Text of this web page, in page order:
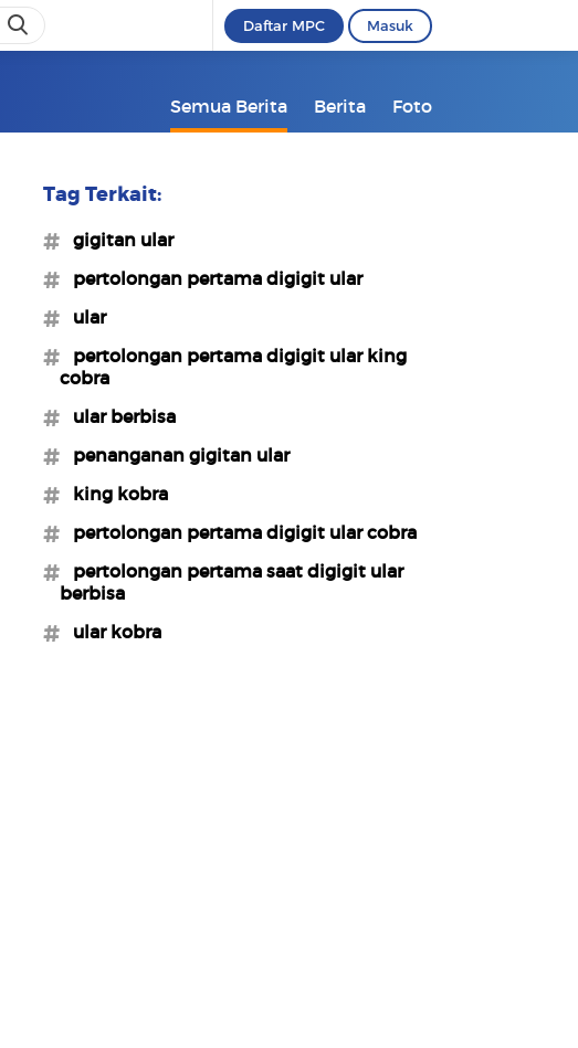
Daftar MPC Masuk
Semua Berita Berita Foto
Tag Terkait:
#gigitan ular
#pertolongan pertama digigit ular
#ular
#pertolongan pertama digigit ular king
cobra
#ular berbisa
#penanganan gigitan ular
#king kobra
#pertolongan pertama digigit ular cobra
#pertolongan pertama saat digigit ular
berbisa
#ular kobra